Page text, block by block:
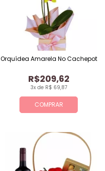
COMPRAR
3x de R$ 69,87
R$209,62
Orquídea Amarela No Cachepot